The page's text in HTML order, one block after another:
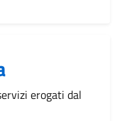
erogati dal